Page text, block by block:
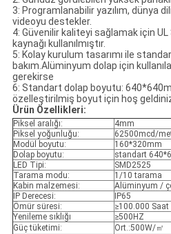
3: Programlanabilir yazılım, dünya
videoyu destekler.
4: Güvenilir kaliteyi sağlamak için
kaynağı kullanılmıştır.
5: Kolay kurulum tasarımı ile
bakım.Alüminyum dolap için
gerekirse
6: Standart dolap boyutu:
özelleştirilmiş boyut için hoş
Ürün Özellikleri:
Piksel aralığı:
4mm
Piksel yoğunluğu:
62500mcd/
Modül boyutu:
160*320mm
Dolap boyutu:
standart
LED Tipi:
SMD2525
Tarama modu:
1/10 tarama
Kabin malzemesi:
Alüminyum /
IP Derecesi:
IP65
Ömür süresi:
≥100.000 Saat
Yenileme sıklığı
≥500HZ
Güç tüketimi:
Ort.:500W/㎡